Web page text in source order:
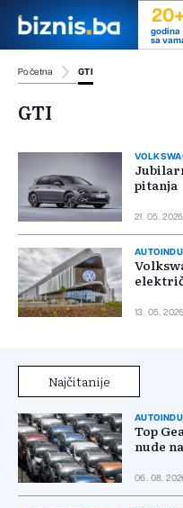
godina
sa
Početna GTI
GTI
pitanja
21. 05.
13. 05.
Najčitanije
Top
nude
06. 08.